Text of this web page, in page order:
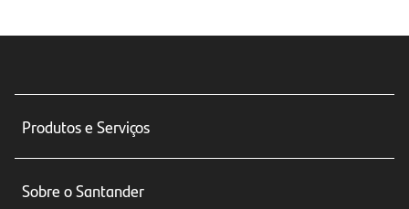
Produtos e Serviços
Sobre o Santander